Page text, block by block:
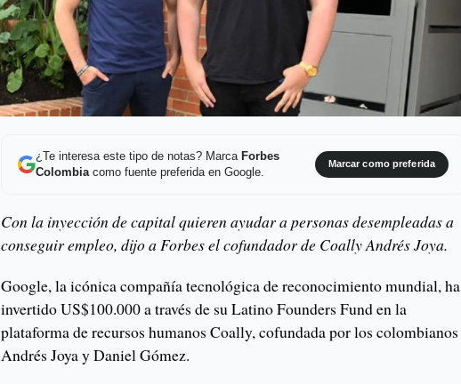
¿Te interesa este tipo de notas? Marca Forbes
Colombiacomo fuente preferida en Google.
Marcar como preferida
Con la inyección de capital quieren ayudar a personas desempleadas a
conseguir empleo, dijo a Forbes el cofundador de Coally Andrés Joya.
Google, la icónica compañía tecnológica de reconocimiento mundial, ha
invertido US$100.000 a través de su Latino Founders Fund en la
plataforma de recursos humanos Coally, cofundada por los colombianos
Andrés Joya y Daniel Gómez.